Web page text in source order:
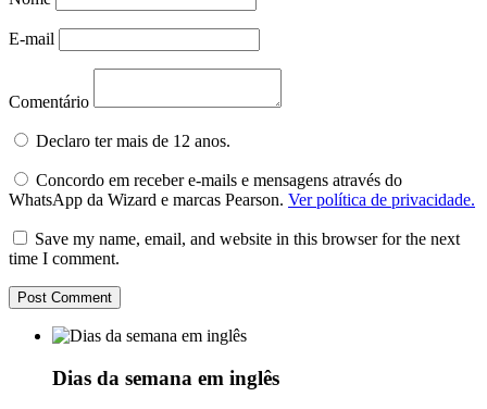
E-mail
Comentário
Declaro ter mais de 12 anos.
Concordo em receber e-mails e mensagens através do
WhatsApp da Wizard e marcas Pearson. Ver política de privacidade.
Save my name, email, and website in this browser for the next
time I comment.
Dias da semana em inglês